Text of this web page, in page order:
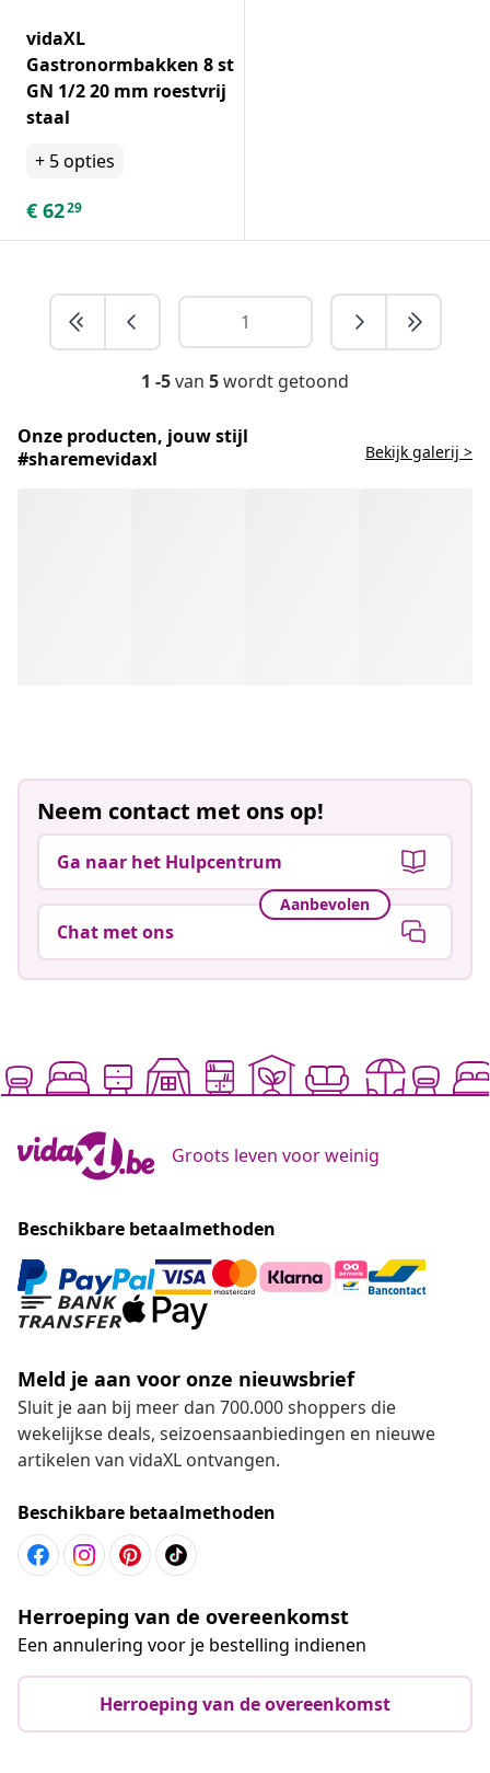
vidaXL
Gastronormbakken 8 st
GN 1/2 20 mm roestvrij
staal
+ 5opties
€ 6229
1 -5van 5wordt getoond
Onze producten, jouw stijl
#sharemevidaxl
Bekijk galerij >
Neem contact met ons op!
Ga naar het Hulpcentrum
Aanbevolen
Chat met ons
Groots leven voor weinig
Beschikbare betaalmethoden
Meld je aan voor onze nieuwsbrief
Sluit je aan bij meer dan 700.000 shoppers die
wekelijkse deals, seizoensaanbiedingen en nieuwe
artikelen van vidaXL ontvangen.
Beschikbare betaalmethoden
Herroeping van de overeenkomst
Een annulering voor je bestelling indienen
Herroeping van de overeenkomst